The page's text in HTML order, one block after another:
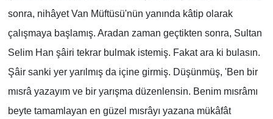
sonra, nihâyet Van Müftüsü'nün yanında kâtip olarak
çalışmaya başlamış. Aradan zaman geçtikten sonra, Sultan
Selim Han şâiri tekrar bulmak istemiş. Fakat ara ki bulasın.
Şâir sanki yer yarılmış da içine girmiş. Düşünmüş, 'Ben bir
mısrâ yazayım ve bir yarışma düzenlensin. Benim mısrâmı
beyte tamamlayan en güzel mısrâyı yazana mükâfât